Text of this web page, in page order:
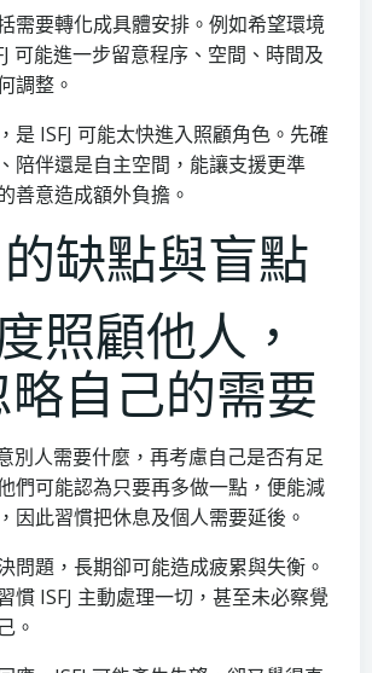
需要轉化成具體安排。例如希望環境
可能進一步留意程序、空間、時間及
調整。
是 ISFJ 可能太快進入照顧角色。先確
陪伴還是自主空間，能讓支援更準
善意造成額外負擔。
的缺點與盲點
照顧他人，
自己的需要
別人需要什麼，再考慮自己是否有足
們可能認為只要再多做一點，便能減
因此習慣把休息及個人需要延後。
問題，長期卻可能造成疲累與失衡。
慣 ISFJ 主動處理一切，甚至未必察覺
。